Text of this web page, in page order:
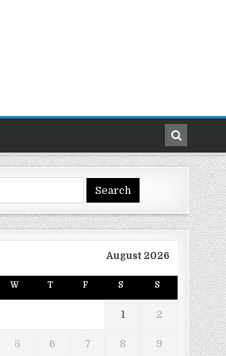
August 2026
W T F S S
1 2
5 6 7 8 9